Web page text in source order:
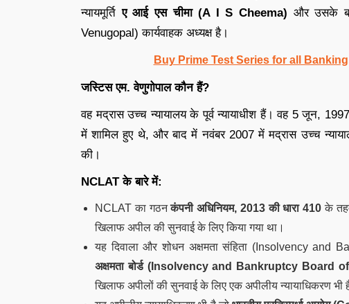
न्यायमूर्ति ए आई एस चीमा (A I S Cheema) और उसके
Venugopal) कार्यवाहक अध्यक्ष है।
Buy Prime Test Series for all
जस्टिस एम. वेणुगोपाल कौन हैं?
वह मद्रास उच्च न्यायालय के पूर्व न्यायाधीश हैं। वह 5 जून,
में शामिल हुए थे, और बाद में नवंबर 2007 में मद्रास उच्च
की।
NCLAT के बारे में:
NCLAT का गठनकंपनी अधिनियम, 2013 की धारा 410के
खिलाफ अपील की सुनवाई के लिए किया गया था।
यह दिवाला और शोधन अक्षमता संहिता (Insolvency and
अक्षमता बोर्ड (Insolvency and Bankruptcy Board of
खिलाफ अपीलों की सुनवाई के लिए एक अपीलीय न्यायाधिकरण भी